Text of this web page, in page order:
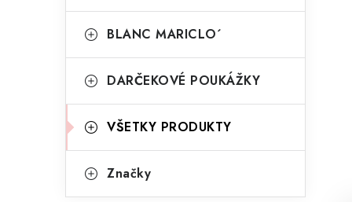
BLANC MARICLO´
DARČEKOVÉ POUKÁŽKY
VŠETKY PRODUKTY
Značky